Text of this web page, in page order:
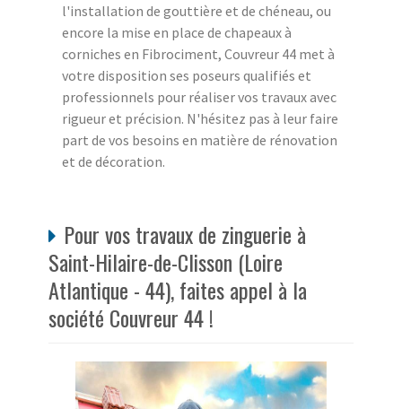
l'installation de gouttière et de chéneau, ou
encore la mise en place de chapeaux à
corniches en Fibrociment, Couvreur 44 met à
votre disposition ses poseurs qualifiés et
professionnels pour réaliser vos travaux avec
rigueur et précision. N'hésitez pas à leur faire
part de vos besoins en matière de rénovation
et de décoration.
Pour vos travaux de zinguerie à
Saint-Hilaire-de-Clisson (Loire
Atlantique - 44), faites appel à la
société Couvreur 44 !